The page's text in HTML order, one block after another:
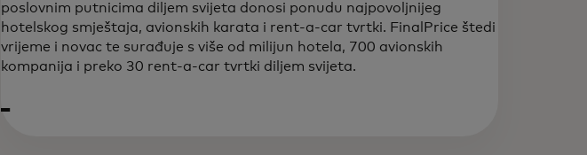
poslovnim putnicima diljem svijeta donosi ponudu najpovoljnijeg
hotelskog smještaja, avionskih karata i rent-a-car tvrtki. FinalPrice štedi
vrijeme i novac te surađuje s više od milijun hotela, 700 avionskih
kompanija i preko 30 rent-a-car tvrtki diljem svijeta.